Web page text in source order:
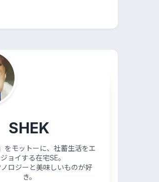
SHEK
をモットーに、社蓄生活をエ
ョイする在宅SE。
ロジーと美味しいものが好
き。